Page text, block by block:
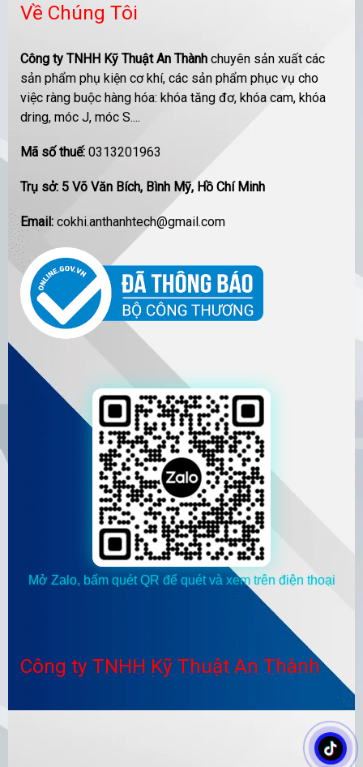
Về Chúng Tôi
Công ty TNHH Kỹ Thuật An Thành chuyên sản xuất các
sản phẩm phụ kiện cơ khí, các sản phẩm phục vụ cho
việc ràng buộc hàng hóa: khóa tăng đơ, khóa cam, khóa
dring, móc J, móc S....
Mã số thuế: 0313201963
Trụ sở: 5 Võ Văn Bích, Bình Mỹ, Hồ Chí Minh
Email: cokhi.anthanhtech@gmail.com
Mở Zalo, bấm quét QR để quét và xem trên điện thoại
Công ty TNHH Kỹ Thuật An Thành